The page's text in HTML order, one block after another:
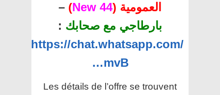
العمومية (44 New
)
–
بارطاجي مع صحابك :
https://chat.whatsapp.com/
…mvB
Les détails de l’offre se trouvent